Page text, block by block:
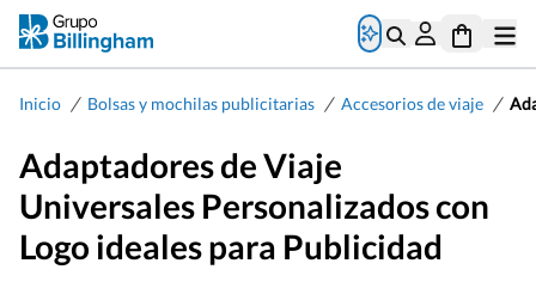
Inicio / Bolsas y mochilas publicitarias / Accesorios de viaje /
Adaptadores de Viaje
Universales Personalizados con
Logo ideales para Publicidad